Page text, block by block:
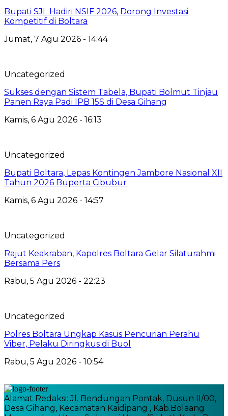
Bupati SJL Hadiri NSIF 2026, Dorong Investasi
Kompetitif di Boltara
Jumat, 7 Agu 2026 - 14:44
Uncategorized
Sukses dengan Sistem Tabela, Bupati Bolmut Tinjau
Panen Raya Padi IPB 15S di Desa Gihang
Kamis, 6 Agu 2026 - 16:13
Uncategorized
Bupati Boltara, Lepas Kontingen Jambore Nasional XII
Tahun 2026 Buperta Cibubur
Kamis, 6 Agu 2026 - 14:57
Uncategorized
Rajut Keakraban, Kapolres Boltara Gelar Silaturahmi
Bersama Pers
Rabu, 5 Agu 2026 - 22:23
Uncategorized
Polres Boltara Ungkap Kasus Pencurian Perahu
Viber, Pelaku Diringkus di Buol
Rabu, 5 Agu 2026 - 10:54
Alamat Redaksi: Jl. Bendungan Pontak, Dusun II/00,
Desa Gihang, Kecamatan Kaidipang , Kab.Bolaang